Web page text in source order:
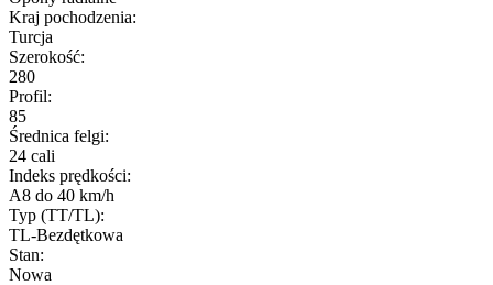
Kraj pochodzenia:
Turcja
Szerokość:
280
Profil:
85
Średnica felgi:
24 cali
Indeks prędkości:
A8 do 40 km/h
Typ (TT/TL):
TL-Bezdętkowa
Stan:
Nowa